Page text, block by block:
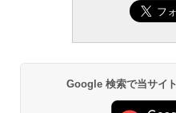
Google 検索で当サイ